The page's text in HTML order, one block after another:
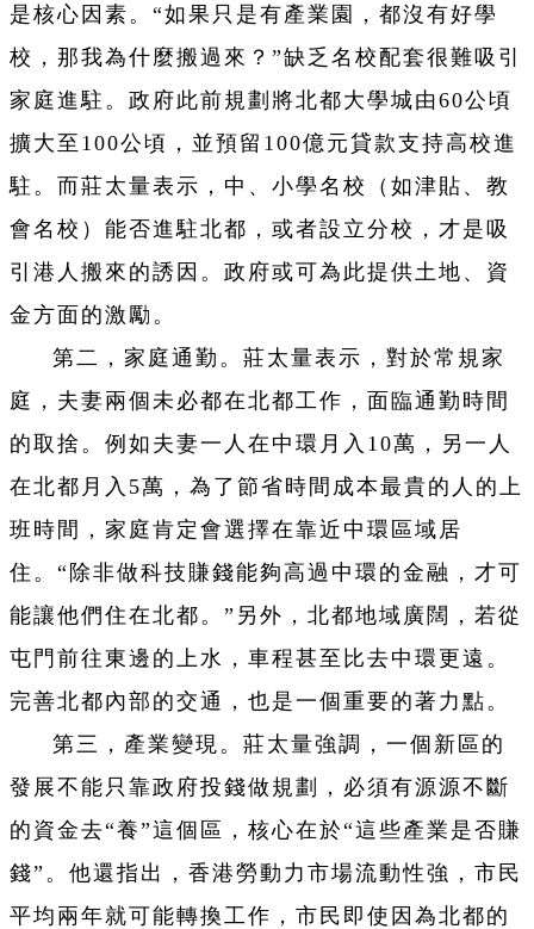
是核心因素。“如果只是有產業園，都沒有好學
校，那我為什麼搬過來？”缺乏名校配套很難吸引
家庭進駐。政府此前規劃將北都大學城由60公頃
擴大至100公頃，並預留100億元貸款支持高校進
駐。而莊太量表示，中、小學名校（如津貼、教
會名校）能否進駐北都，或者設立分校，才是吸
引港人搬來的誘因。政府或可為此提供土地、資
金方面的激勵。
第二，家庭通勤。莊太量表示，對於常規家
庭，夫妻兩個未必都在北都工作，面臨通勤時間
的取捨。例如夫妻一人在中環月入10萬，另一人
在北都月入5萬，為了節省時間成本最貴的人的上
班時間，家庭肯定會選擇在靠近中環區域居
住。“除非做科技賺錢能夠高過中環的金融，才可
能讓他們住在北都。”另外，北都地域廣闊，若從
屯門前往東邊的上水，車程甚至比去中環更遠。
完善北都內部的交通，也是一個重要的著力點。
第三，產業變現。莊太量強調，一個新區的
發展不能只靠政府投錢做規劃，必須有源源不斷
的資金去“養”這個區，核心在於“這些產業是否賺
錢”。他還指出，香港勞動力市場流動性強，市民
平均兩年就可能轉換工作，市民即使因為北都的